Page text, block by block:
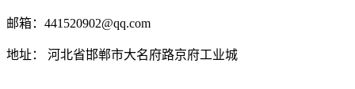
邮箱：441520902@qq.com
地址： 河北省邯郸市大名府路京府工业城